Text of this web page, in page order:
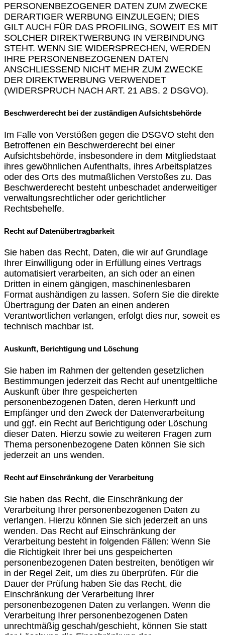
PERSONENBEZOGENER DATEN ZUM ZWECKE
DERARTIGER WERBUNG EINZULEGEN; DIES
GILT AUCH FÜR DAS PROFILING, SOWEIT ES MIT
SOLCHER DIREKTWERBUNG IN VERBINDUNG
STEHT. WENN SIE WIDERSPRECHEN, WERDEN
IHRE PERSONENBEZOGENEN DATEN
ANSCHLIESSEND NICHT MEHR ZUM ZWECKE
DER DIREKTWERBUNG VERWENDET
(WIDERSPRUCH NACH ART. 21 ABS. 2 DSGVO).
Beschwerderecht bei der zuständigen Aufsichtsbehörde
Im Falle von Verstößen gegen die DSGVO steht den
Betroffenen ein Beschwerderecht bei einer
Aufsichtsbehörde, insbesondere in dem Mitgliedstaat
ihres gewöhnlichen Aufenthalts, ihres Arbeitsplatzes
oder des Orts des mutmaßlichen Verstoßes zu. Das
Beschwerderecht besteht unbeschadet anderweitiger
verwaltungsrechtlicher oder gerichtlicher
Rechtsbehelfe.
Recht auf Datenübertragbarkeit
Sie haben das Recht, Daten, die wir auf Grundlage
Ihrer Einwilligung oder in Erfüllung eines Vertrags
automatisiert verarbeiten, an sich oder an einen
Dritten in einem gängigen, maschinenlesbaren
Format aushändigen zu lassen. Sofern Sie die direkte
Übertragung der Daten an einen anderen
Verantwortlichen verlangen, erfolgt dies nur, soweit es
technisch machbar ist.
Auskunft, Berichtigung und Löschung
Sie haben im Rahmen der geltenden gesetzlichen
Bestimmungen jederzeit das Recht auf unentgeltliche
Auskunft über Ihre gespeicherten
personenbezogenen Daten, deren Herkunft und
Empfänger und den Zweck der Datenverarbeitung
und ggf. ein Recht auf Berichtigung oder Löschung
dieser Daten. Hierzu sowie zu weiteren Fragen zum
Thema personenbezogene Daten können Sie sich
jederzeit an uns wenden.
Recht auf Einschränkung der Verarbeitung
Sie haben das Recht, die Einschränkung der
Verarbeitung Ihrer personenbezogenen Daten zu
verlangen. Hierzu können Sie sich jederzeit an uns
wenden. Das Recht auf Einschränkung der
Verarbeitung besteht in folgenden Fällen: Wenn Sie
die Richtigkeit Ihrer bei uns gespeicherten
personenbezogenen Daten bestreiten, benötigen wir
in der Regel Zeit, um dies zu überprüfen. Für die
Dauer der Prüfung haben Sie das Recht, die
Einschränkung der Verarbeitung Ihrer
personenbezogenen Daten zu verlangen. Wenn die
Verarbeitung Ihrer personenbezogenen Daten
unrechtmäßig geschah/geschieht, können Sie statt